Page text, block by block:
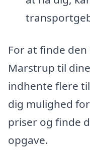
For at finde
Marstrup til
indhente flere
dig mulighed
priser og finde
opgave.